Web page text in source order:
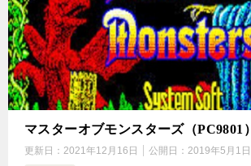
マスターオブモンスターズ（PC9801）
更新日： 2021年12月16日 公開日： 2019年5月1日